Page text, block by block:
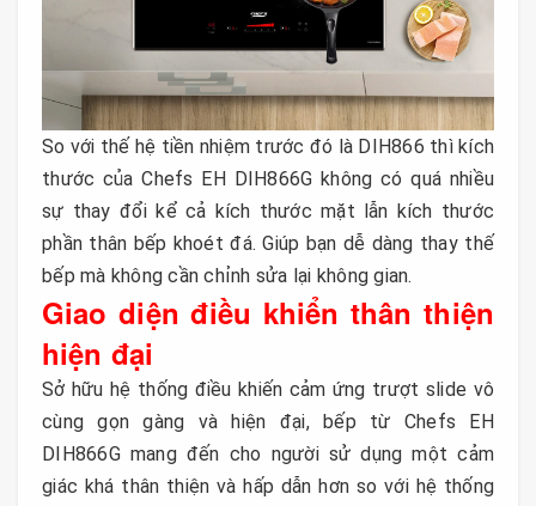
So với thế hệ tiền nhiệm trước đó là DIH866 thì kích
thước của Chefs EH DIH866G không có quá nhiều
sự thay đổi kể cả kích thước mặt lẫn kích thước
phần thân bếp khoét đá. Giúp bạn dễ dàng thay thế
bếp mà không cần chỉnh sửa lại không gian.
Giao diện điều khiển thân thiện
hiện đại
Sở hữu hệ thống điều khiến cảm ứng trượt slide vô
cùng gọn gàng và hiện đại, bếp từ Chefs EH
DIH866G mang đến cho người sử dụng một cảm
giác khá thân thiện và hấp dẫn hơn so với hệ thống